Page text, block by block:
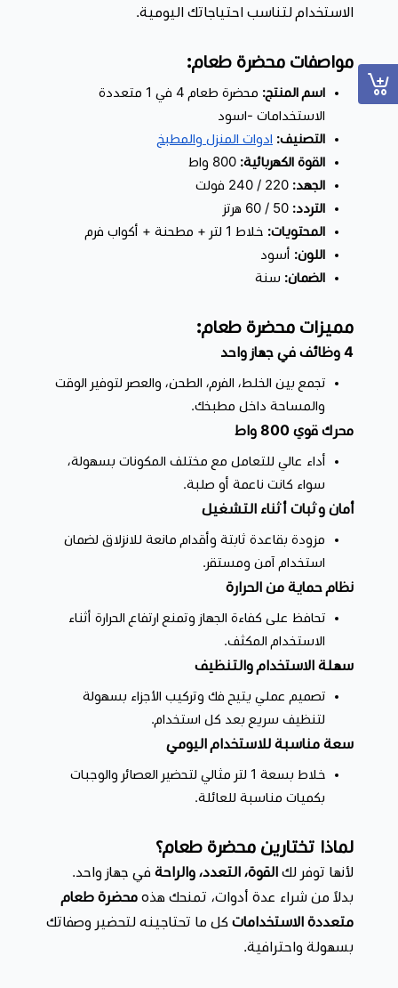
سهلة الاستخدام والتنظيف
بعد كل استخدام.
سعة مناسبة للاستخدام اليومي
خلاط بسعة 1 لتر مثالي لتحضير العصائر والوجبات بكميات
لماذا تختارين محضرة طعام؟
لأنها توفر لكالقوة، التعدد، والراحة
بدلاً من شراء عدة أدوات، تمنحك هذه محضرة طعام متعددة
الاستخداماتكل ما تحتاجينه لتحضير وصفاتك بسهولة واحترافية.
سمارت هب 1
، واستمتعي بتجربة طهي أسرع وأسهل كل يوم.
الاستخدام لتناسب احتياجاتك اليومية.
مواصفات محضرة طعام:
اسم المنتج:
محضرة طعام 4 في 1 متعددة
الاستخدامات -اسود
التصنيف: ادوات المنزل والمطبخ
القوة الكهربائية:
الجهد:
التردد:
المحتويات: خلاط 1 لتر + مطحنة + أكواب فرم
اللون: أسود
الضمان: سنة
مميزات محضرة طعام:
4 وظائف في جهاز واحد
تجمع بين الخلط، الفرم، الطحن، والعصر لتوفير الوقت
والمساحة داخل مطبخك.
محرك قوي 800 واط
أداء عالي للتعامل مع مختلف المكونات بسهولة،
سواء كانت ناعمة أو صلبة.
أمان وثبات أثناء التشغيل
مزودة بقاعدة ثابتة وأقدام مانعة للانزلاق لضمان
استخدام آمن ومستقر.
نظام حماية من الحرارة
تحافظ على كفاءة الجهاز وتمنع ارتفاع الحرارة أثناء
الاستخدام المكثف.
سهلة الاستخدام والتنظيف
تصميم عملي يتيح فك وتركيب الأجزاء بسهولة
لتنظيف سريع بعد كل استخدام.
سعة مناسبة للاستخدام اليومي
خلاط بسعة 1 لتر مثالي لتحضير العصائر والوجبات
بكميات مناسبة للعائلة.
لماذا تختارين محضرة طعام؟
لأنها توفر لك القوة، التعدد، والراحة في جهاز واحد.
بدلاً من شراء عدة أدوات، تمنحك هذه محضرة طعام
متعددة الاستخدامات كل ما تحتاجينه لتحضير وصفاتك
بسهولة واحترافية.